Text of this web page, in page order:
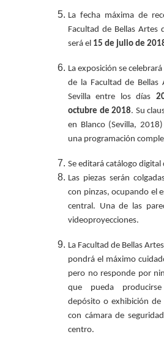
La fecha máxima de
Facultad de Bellas Artes
será el 15 de julio de
La exposición se celebrará
de la Facultad de Bellas
Sevilla entre los días
octubre de 2018. Su
en Blanco (Sevilla,
una programación
Se editará catálogo digital
Las piezas serán
con pinzas, ocupando el
central. Una de las
videoproyecciones.
La Facultad de Bellas
pondrá el máximo
pero no responde por
que pueda
depósito o exhibición de
con cámara de
centro.